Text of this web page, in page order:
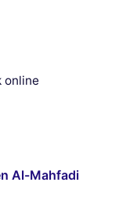
online
Al-Mahfadi